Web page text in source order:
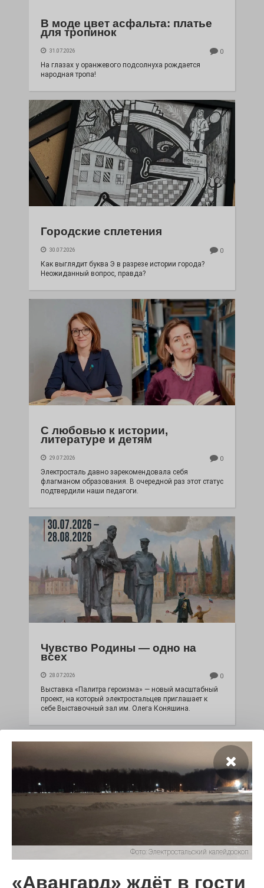
В моде цвет асфальта: платье
для тропинок
31.07.2026 0
На глазах у оранжевого подсолнуха рождается
народная тропа!
Городские сплетения
30.07.2026 0
Как выглядит буква Э в разрезе истории города?
Неожиданный вопрос, правда?
С любовью к истории,
литературе и детям
29.07.2026 0
Электросталь давно зарекомендовала себя
флагманом образования. В очередной раз этот статус
подтвердили наши педагоги.
Чувство Родины — одно на
всех
28.07.2026 0
Выставка «Палитра героизма» — новый масштабный
проект, на который электростальцев приглашает к
себе Выставочный зал им. Олега Коняшина.
путешествуют по городу
Фото: Электростальский калейдоскоп
«Авангард» ждёт в гости